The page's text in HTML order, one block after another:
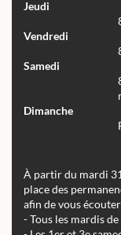
Jeudi
Vendredi
Samedi
Dimanche
À partir du mardi
place des
afin de vous
- Tous les mardis